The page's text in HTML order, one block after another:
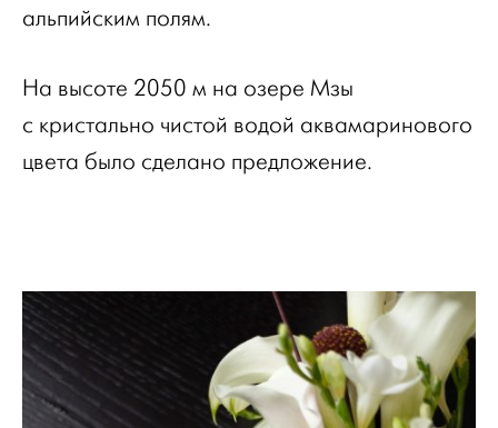
альпийским полям.
На высоте 2050 м на озере Мзы
с кристально чистой водой аквамаринового
цвета было сделано предложение.